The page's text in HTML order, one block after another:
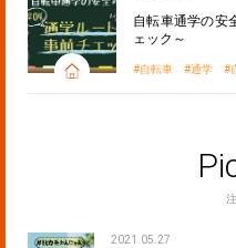
自転車通学の安
ェック～
自転車 通学
2021.05.27